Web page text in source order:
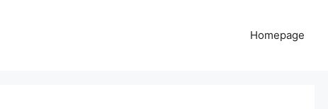
Homepage